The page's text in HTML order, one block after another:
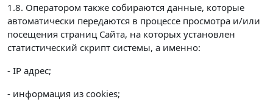
1.8. Оператором также собираются данные, которые
автоматически передаются в процессе просмотра и/или
посещения страниц Сайта, на которых установлен
статистический скрипт системы, а именно:
- IP адрес;
- информация из cookies;